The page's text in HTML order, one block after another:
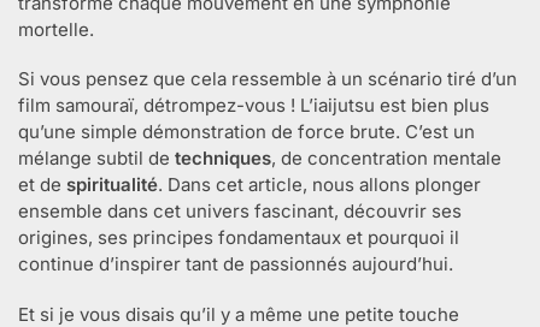
mortelle.
Si vous pensez que cela ressemble à un scénario tiré d’un
film samouraï, détrompez-vous ! L’iaijutsu est bien plus
qu’une simple démonstration de force brute. C’est un
mélange subtil de techniques, de concentration mentale
et de spiritualité. Dans cet article, nous allons plonger
ensemble dans cet univers fascinant, découvrir ses
origines, ses principes fondamentaux et pourquoi il
continue d’inspirer tant de passionnés aujourd’hui.
Et si je vous disais qu’il y a même une petite touche